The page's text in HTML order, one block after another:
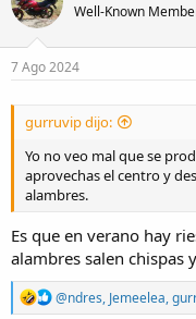
Well-Known
7 Ago 2024
gurruvip dijo:
Yo no veo mal que se
aprovechas el centro y
alambres.
Es que en verano hay
alambres salen chispas
R
e
@ndres, Jemeelea,